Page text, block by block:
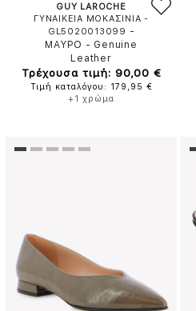
GUY LAROCHE
ΓΥΝΑΙΚΕΙΑ ΜΟΚΑΣΙΝΙΑ -
GL5020013099 -
ΜΑΥΡΟ - Genuine
Leather
Τρέχουσα τιμή: 90,00 €
Τιμή καταλόγου: 179,95 €
+1 χρώμα